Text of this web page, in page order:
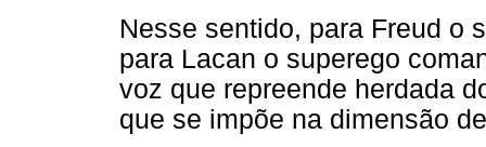
Nesse sentido, para Freud o
para Lacan o superego
voz que repreende herdada
que se impõe na dimensão